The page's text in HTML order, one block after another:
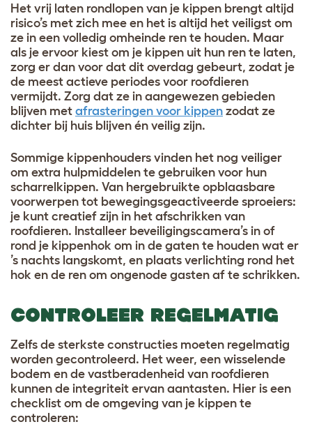
Het vrij laten rondlopen van je kippen brengt altijd
risico’s met zich mee en het is altijd het veiligst om
ze in een volledig omheinde ren te houden. Maar
als je ervoor kiest om je kippen uit hun ren te laten,
zorg er dan voor dat dit overdag gebeurt, zodat je
de meest actieve periodes voor roofdieren
vermijdt. Zorg dat ze in aangewezen gebieden
blijven met afrasteringen voor kippen zodat ze
dichter bij huis blijven én veilig zijn.
Sommige kippenhouders vinden het nog veiliger
om extra hulpmiddelen te gebruiken voor hun
scharrelkippen. Van hergebruikte opblaasbare
voorwerpen tot bewegingsgeactiveerde sproeiers:
je kunt creatief zijn in het afschrikken van
roofdieren. Installeer beveiligingscamera’s in of
rond je kippenhok om in de gaten te houden wat er
’s nachts langskomt, en plaats verlichting rond het
hok en de ren om ongenode gasten af te schrikken.
CONTROLEER REGELMATIG
Zelfs de sterkste constructies moeten regelmatig
worden gecontroleerd. Het weer, een wisselende
bodem en de vastberadenheid van roofdieren
kunnen de integriteit ervan aantasten. Hier is een
checklist om de omgeving van je kippen te
controleren: